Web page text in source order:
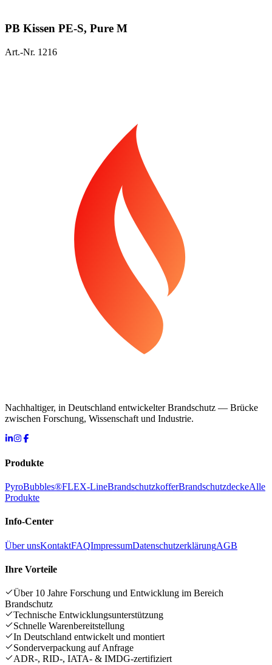
PB Kissen PE-S, Pure M
Art.-Nr. 1216
Nachhaltiger, in Deutschland entwickelter Brandschutz — Brücke
zwischen Forschung, Wissenschaft und Industrie.
Produkte
PyroBubbles®FLEX-LineBrandschutzkofferBrandschutzdeckeAlle
Produkte
Info-Center
Über unsKontaktFAQImpressumDatenschutzerklärungAGB
Ihre Vorteile
Über 10 Jahre Forschung und Entwicklung im Bereich
Brandschutz
Technische Entwicklungsunterstützung
Schnelle Warenbereitstellung
In Deutschland entwickelt und montiert
Sonderverpackung auf Anfrage
ADR-, RID-, IATA- & IMDG-zertifiziert